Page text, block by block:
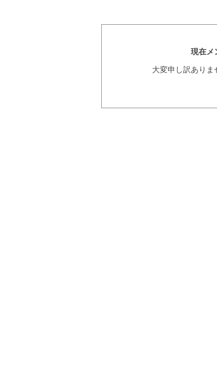
現在メ
大変申し訳あり